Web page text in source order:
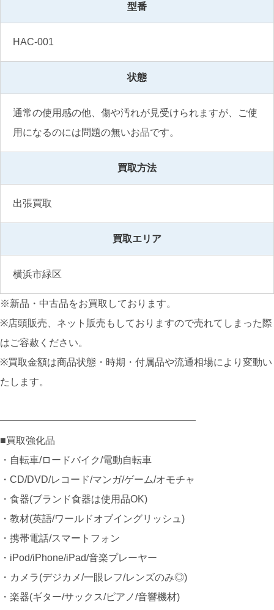
型番
HAC-001
状態
通常の使用感の他、傷や汚れが見受けられますが、ご使
用になるのには問題の無いお品です。
買取方法
出張買取
買取エリア
横浜市緑区
※新品・中古品をお買取しております。
※店頭販売、ネット販売もしておりますので売れてしまった際
はご容赦ください。
※買取金額は商品状態・時期・付属品や流通相場により変動い
たします。
━━━━━━━━━━━━━━━━━━━━
■買取強化品
・自転車/ロードバイク/電動自転車
・CD/DVD/レコード/マンガ/ゲーム/オモチャ
・食器(ブランド食器は使用品OK)
・教材(英語/ワールドオブイングリッシュ)
・携帯電話/スマートフォン
・iPod/iPhone/iPad/音楽プレーヤー
・カメラ(デジカメ/一眼レフ/レンズのみ◎)
・楽器(ギター/サックス/ピアノ/音響機材)